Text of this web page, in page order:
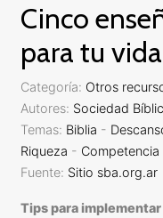
Cinco
para tu
Categoría: Otros
Autores: Sociedad
Temas: Biblia -
Riqueza - Competencia
Fuente: Sitio sba.org.ar
Tips para